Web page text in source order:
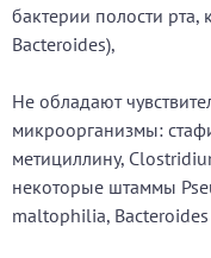
бактерии полости рта,
Bacteroides),
Не обладают
микроорганизмы:
метициллину,
некоторые штаммы
maltophilia,